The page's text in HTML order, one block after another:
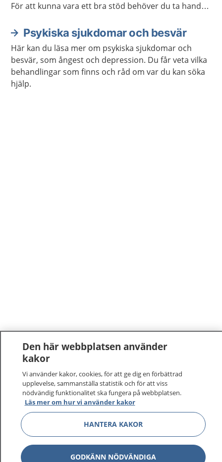
För att kunna vara ett bra stöd behöver du ta hand
Psykiska sjukdomar och besvär
Här kan du läsa mer om psykiska sjukdomar och
besvär, som ångest och depression. Du får veta vilka
behandlingar som finns och råd om var du kan söka
hjälp.
Den här webbplatsen använder
kakor
Vi använder kakor, cookies, för att ge dig en förbättrad
upplevelse, sammanställa statistik och för att viss
nödvändig funktionalitet ska fungera på webbplatsen.
Läs mer om hur vi använder kakor
HANTERA KAKOR
GODKÄNN NÖDVÄNDIGA